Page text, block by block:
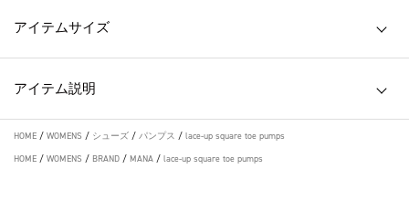
アイテムサイズ
アイテム説明
HOME / WOMENS / シューズ / パンプス / lace-up square toe pumps
HOME / WOMENS / BRAND / MANA / lace-up square toe pumps